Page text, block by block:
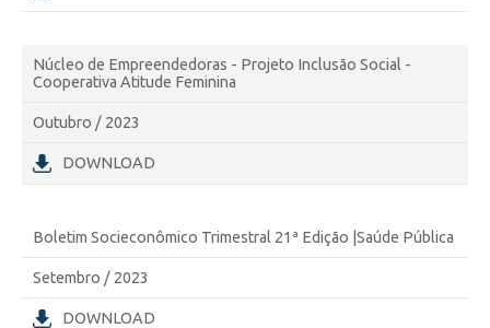
Núcleo de Empreendedoras - Projeto Inclusão Social -
Cooperativa Atitude Feminina
Outubro / 2023
DOWNLOAD
Boletim Socieconômico Trimestral 21ª Edição |Saúde Pública
Setembro / 2023
DOWNLOAD